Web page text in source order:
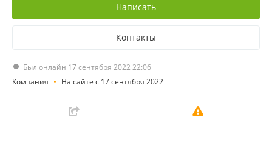
Написать
Контакты
Был онлайн 17 сентября 2022 22:06
Компания
На сайте с 17 сентября 2022